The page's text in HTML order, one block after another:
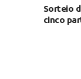
Sorteio
cinco